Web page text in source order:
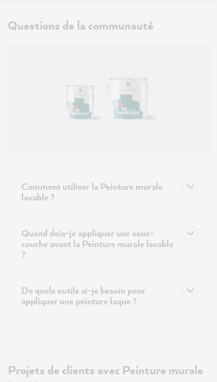
Questions de la communauté
Comment utiliser la Peinture murale
lavable ?
Quand dois-je appliquer une sous-
couche avant la Peinture murale lavable
?
De quels outils ai-je besoin pour
appliquer une peinture laque ?
Projets de clients avec Peinture murale